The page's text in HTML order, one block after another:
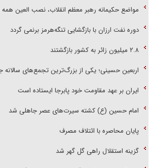
مواضع حکیمانه رهبر معظم انقلاب، نصب العین همه
دوره نفت ارزان با بازگشایی تنگه‌هرمز برنمی گردد
۲.۸ میلیون زائر به کشور بازگشتند
اربعین حسینی؛ یکی از بزرگ‌ترین تجمع‌های سالانه
ایران بر عهد مقاومت خود پابرجا ایستاده است
امام حسین (ع) کشته سیرت‌های عصر جاهلی شد
پایان محاصره با ائتلاف مصرف
گزینه استقلال راهی گل گهر شد